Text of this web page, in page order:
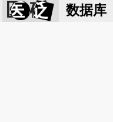
医 砭 数据库